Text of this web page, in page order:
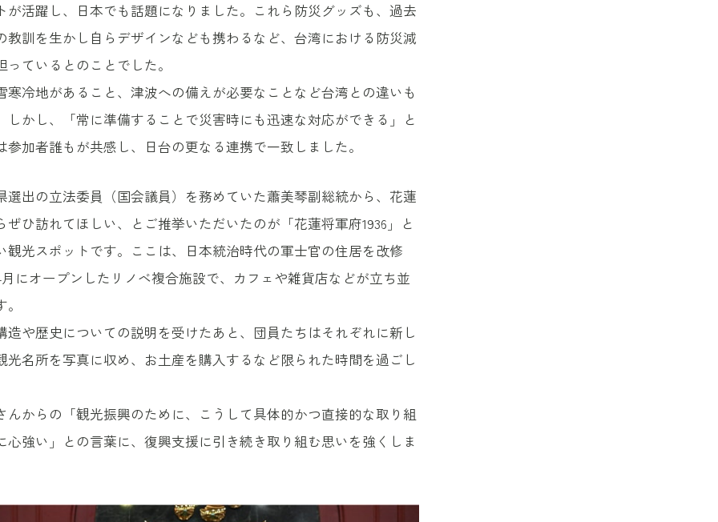
が活躍し、日本でも話題になりました。これら防災グッズも、過去
教訓を生かし自らデザインなども携わるなど、台湾における防災減
っているとのことでした。
寒冷地があること、津波への備えが必要なことなど台湾との違いも
しかし、「常に準備することで災害時にも迅速な対応ができる」と
参加者誰もが共感し、日台の更なる連携で一致しました。
選出の立法委員（国会議員）を務めていた蕭美琴副総統から、花蓮
ぜひ訪れてほしい、とご推挙いただいたのが「花蓮将軍府1936」と
観光スポットです。ここは、日本統治時代の軍士官の住居を改修
にオープンしたリノベ複合施設で、カフェや雑貨店などが立ち並
造や歴史についての説明を受けたあと、団員たちはそれぞれに新し
光名所を写真に収め、お土産を購入するなど限られた時間を過ごし
んからの「観光振興のために、こうして具体的かつ直接的な取り組
心強い」との言葉に、復興支援に引き続き取り組む思いを強くしま